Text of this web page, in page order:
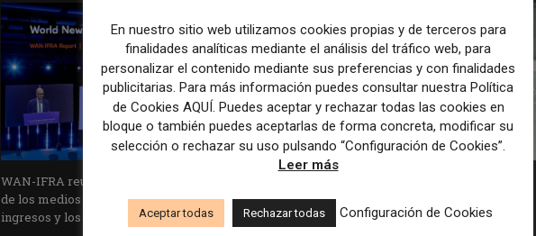
WAN-IFRA reúne las principales estrategias
de los medios ante la IA, la pérdida de
ingresos y los cambios de consumo
redacciones, productos y negocios
periodísticos
En nuestro sitio web utilizamos cookies propias y de terceros para
finalidades analíticas mediante el análisis del tráfico web, para
personalizar el contenido mediante sus preferencias y con finalidades
publicitarias. Para más información puedes consultar nuestra Política
de Cookies AQUÍ. Puedes aceptar y rechazar todas las cookies en
bloque o también puedes aceptarlas de forma concreta, modificar su
selección o rechazar su uso pulsando “Configuración de Cookies”.
Leer más
Aceptar todas Rechazar todas Configuración de Cookies